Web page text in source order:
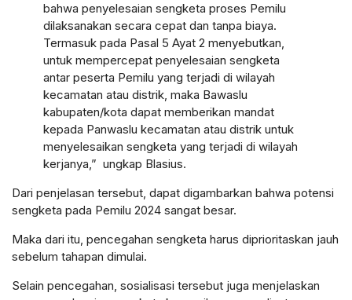
bahwa penyelesaian sengketa proses Pemilu
dilaksanakan secara cepat dan tanpa biaya.
Termasuk pada Pasal 5 Ayat 2 menyebutkan,
untuk mempercepat penyelesaian sengketa
antar peserta Pemilu yang terjadi di wilayah
kecamatan atau distrik, maka Bawaslu
kabupaten/kota dapat memberikan mandat
kepada Panwaslu kecamatan atau distrik untuk
menyelesaikan sengketa yang terjadi di wilayah
kerjanya,” ungkap Blasius.
Dari penjelasan tersebut, dapat digambarkan bahwa potensi
sengketa pada Pemilu 2024 sangat besar.
Maka dari itu, pencegahan sengketa harus diprioritaskan jauh
sebelum tahapan dimulai.
Selain pencegahan, sosialisasi tersebut juga menjelaskan